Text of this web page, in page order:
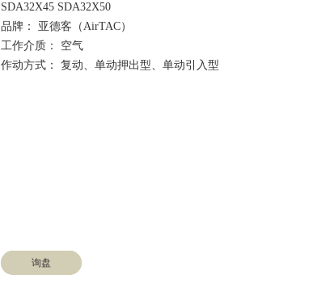
SDA32X45 SDA32X50
品牌： 亚德客（AirTAC）
工作介质： 空气
询盘